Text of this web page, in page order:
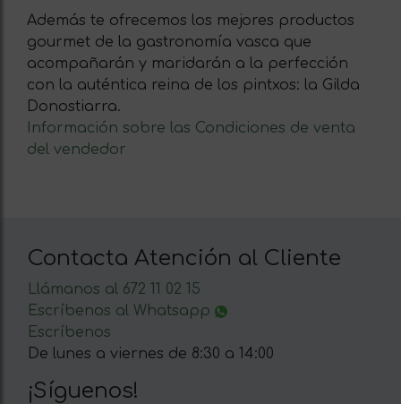
Además te ofrecemos los mejores productos
gourmet de la gastronomía vasca que
acompañarán y maridarán a la perfección
con la auténtica reina de los pintxos: la Gilda
Donostiarra.
Información sobre las Condiciones de venta
del vendedor
Contacta Atención al Cliente
Llámanos al 672 11 02 15
Escríbenos al Whatsapp
Escríbenos
De lunes a viernes de 8:30 a 14:00
¡Síguenos!